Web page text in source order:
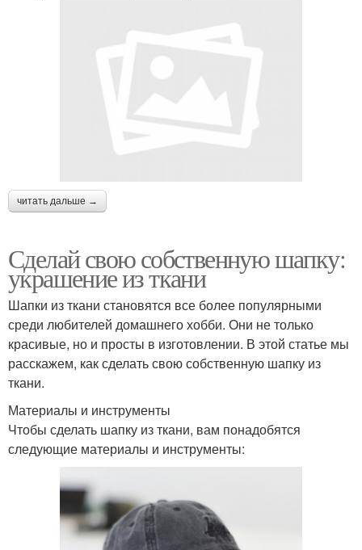
читать дальше →
Сделай свою собственную шапку:
украшение из ткани
Шапки из ткани становятся все более популярными
среди любителей домашнего хобби. Они не только
красивые, но и просты в изготовлении. В этой статье мы
расскажем, как сделать свою собственную шапку из
ткани.
Материалы и инструменты
Чтобы сделать шапку из ткани, вам понадобятся
следующие материалы и инструменты: